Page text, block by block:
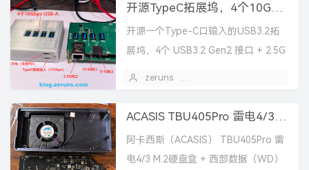
开源TypeC拓展坞，4个10Gbps的USBA口+2.5G网卡+读卡器，VL822+RTL8156BG+GL3224
开源一个Type-C口输入的USB3.2拓
展坞，4个 USB3.2 Gen2 接口 + 2.5G
zeruns
ACASIS TBU405Pro 雷电4/3硬盘盒 + 西数SN7100 1TB固态硬盘 简单开箱测评和拆解
阿卡西斯（ACASIS） TBU405Pro 雷
电4/3 M.2硬盘盒 + 西部数据（WD）